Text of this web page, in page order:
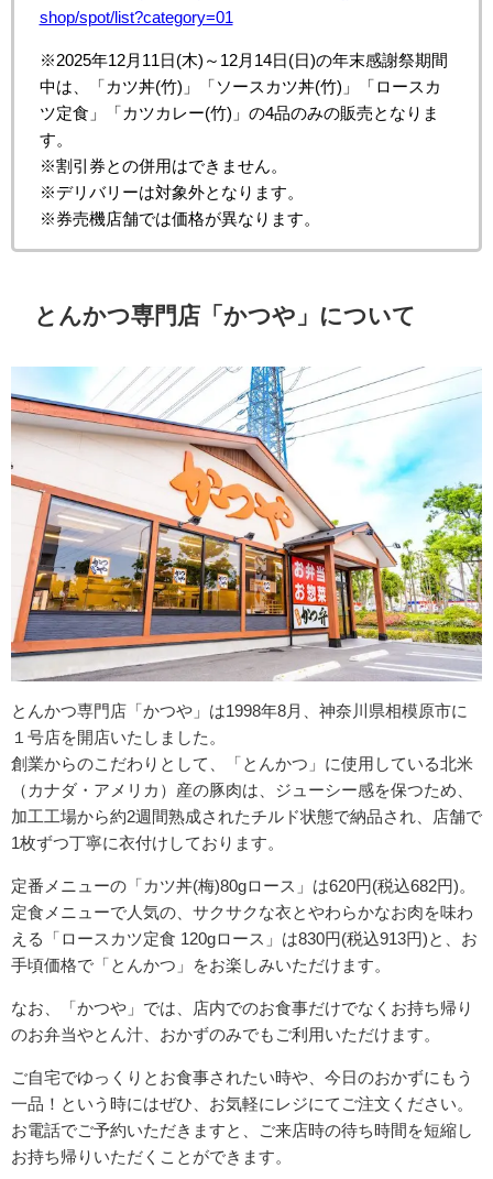
shop/spot/list?category=01
※2025年12月11日(木)～12月14日(日)の年末感謝祭期間
中は、「カツ丼(竹)」「ソースカツ丼(竹)」「ロースカ
ツ定食」「カツカレー(竹)」の4品のみの販売となりま
す。
※割引券との併用はできません。
※デリバリーは対象外となります。
※券売機店舗では価格が異なります。
とんかつ専門店「かつや」について
とんかつ専⾨店「かつや」は1998年8⽉、神奈川県相模原市に
１号店を開店いたしました。
創業からのこだわりとして、「とんかつ」に使⽤している北⽶
（カナダ・アメリカ）産の豚⾁は、ジューシー感を保つため、
加⼯⼯場から約2週間熟成されたチルド状態で納品され、店舗で
1枚ずつ丁寧に⾐付けしております。
定番メニューの「カツ丼(梅)80gロース」は620円(税込682円)。
定⾷メニューで⼈気の、サクサクな⾐とやわらかなお⾁を味わ
える「ロースカツ定⾷ 120gロース」は830円(税込913円)と、お
⼿頃価格で「とんかつ」をお楽しみいただけます。
なお、「かつや」では、店内でのお⾷事だけでなくお持ち帰り
のお弁当やとん汁、おかずのみでもご利⽤いただけます。
ご⾃宅でゆっくりとお⾷事されたい時や、今⽇のおかずにもう
⼀品！という時にはぜひ、お気軽にレジにてご注⽂ください。
お電話でご予約いただきますと、ご来店時の待ち時間を短縮し
お持ち帰りいただくことができます。